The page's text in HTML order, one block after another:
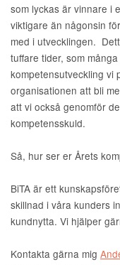
som lyckas är vinnare i
viktigare än någonsin
med i utvecklingen.
tuffare tider, som
kompetensutveckling vi
organisationen att bli
att vi också genomför
kompetensskuld.
Så, hur ser er Årets
BiTA är ett
skillnad i våra kunders
kundnytta. Vi hjälper
Kontakta gärna mig